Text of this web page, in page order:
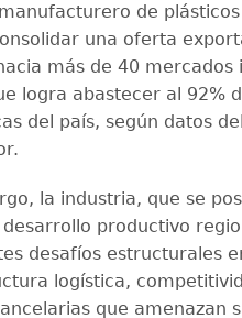
de
una oferta
más de 40 mercados
logra abastecer al 92%
del país, según datos
la industria, que se
productivo
desafíos estructurales
logística,
que amenazan